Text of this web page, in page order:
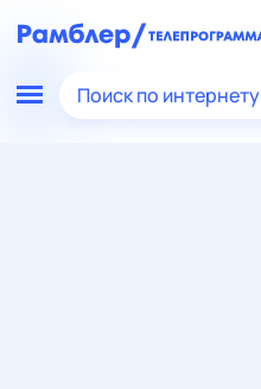
Поиск по интернету